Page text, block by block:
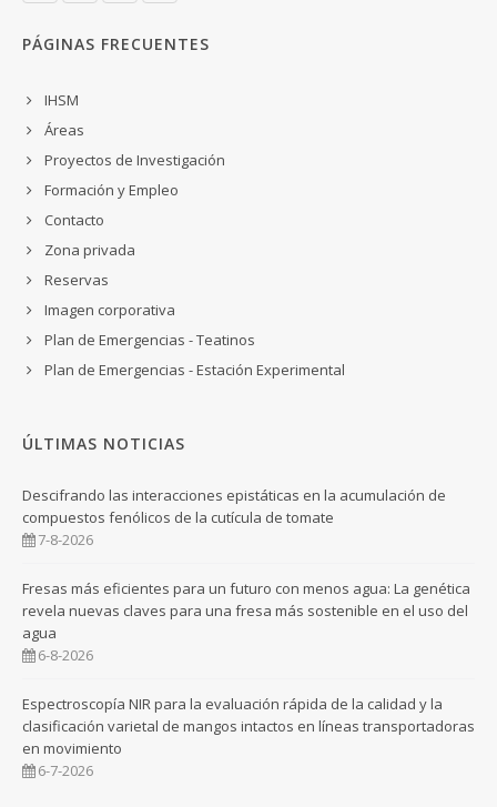
PÁGINAS FRECUENTES
IHSM
Áreas
Proyectos de Investigación
Formación y Empleo
Contacto
Zona privada
Reservas
Imagen corporativa
Plan de Emergencias - Teatinos
Plan de Emergencias - Estación Experimental
ÚLTIMAS NOTICIAS
Descifrando las interacciones epistáticas en la acumulación de
compuestos fenólicos de la cutícula de tomate
7-8-2026
Fresas más eficientes para un futuro con menos agua: La genética
revela nuevas claves para una fresa más sostenible en el uso del
agua
6-8-2026
Espectroscopía NIR para la evaluación rápida de la calidad y la
clasificación varietal de mangos intactos en líneas transportadoras
en movimiento
6-7-2026